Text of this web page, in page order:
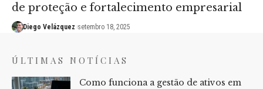
de proteção e fortalecimento empresarial
Diego Velázquez setembro 18, 2025
ÚLTIMAS NOTÍCIAS
Como funciona a gestão de ativos em